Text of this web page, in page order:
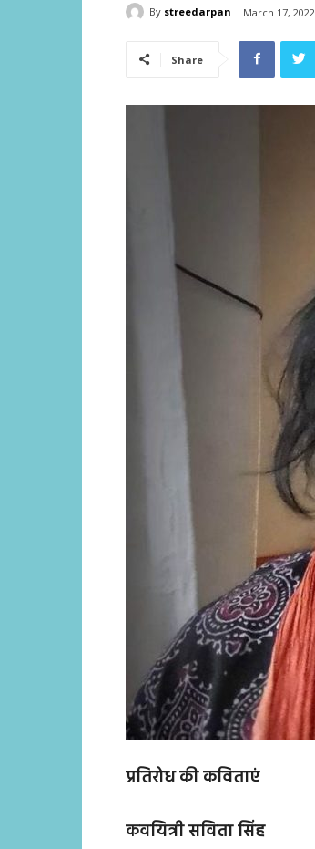
By streedarpan March 17, 2022
Share
प्रतिरोध की कविताएं
कवयित्री सविता सिंह